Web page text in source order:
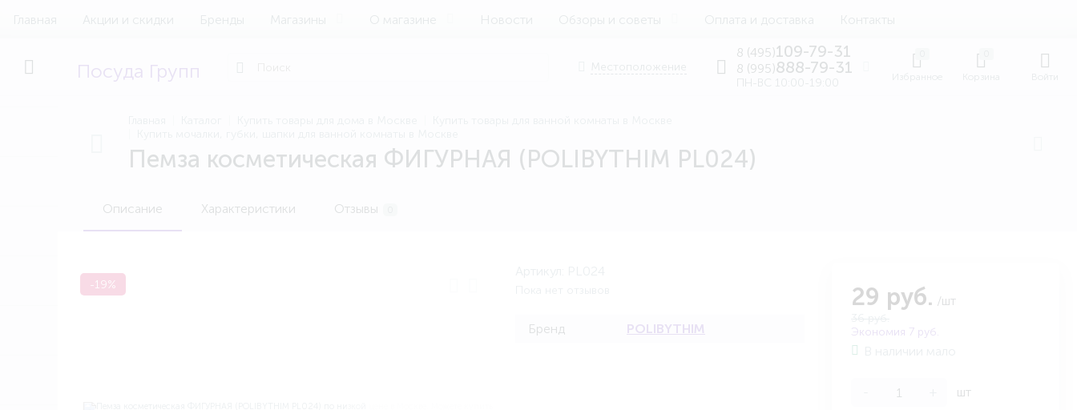
Главная Акции и скидки Бренды Магазины О магазине Новости Обзоры и советы Оплата и доставка Контакты
Посуда Групп Местоположение
8 (495)109-79-31
8 (995)888-79-31
ПН-ВС 10:00-19:00
Пемза косметическая ФИГУРНАЯ (POLIBYTHIM PL024)
Описание Характеристики Отзывы
-19%
Бренд POLIBYTHIM
29 руб. /шт
Экономия 7 руб.
шт